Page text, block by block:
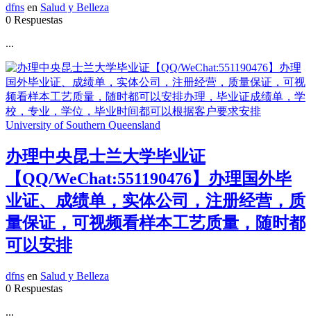
dfns en Salud y Belleza
0 Respuestas
...
办理中央昆士兰大学毕业证
【QQ/WeChat:551190476】办理国外毕
业证、成绩单，实体公司，注册经营，质
量保证，可视频看样本工艺质量，随时都
可以安排
dfns en Salud y Belleza
0 Respuestas
...